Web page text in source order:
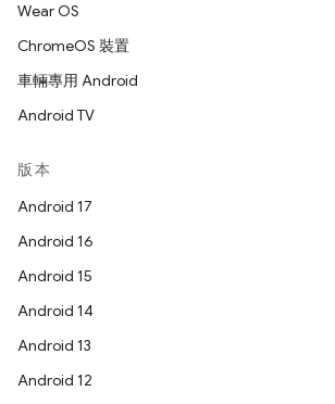
Wear OS
ChromeOS 裝置
車輛專用 Android
Android TV
版本
Android 17
Android 16
Android 15
Android 14
Android 13
Android 12